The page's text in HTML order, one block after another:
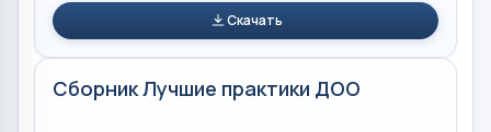
Скачать
Сборник Лучшие практики ДОО